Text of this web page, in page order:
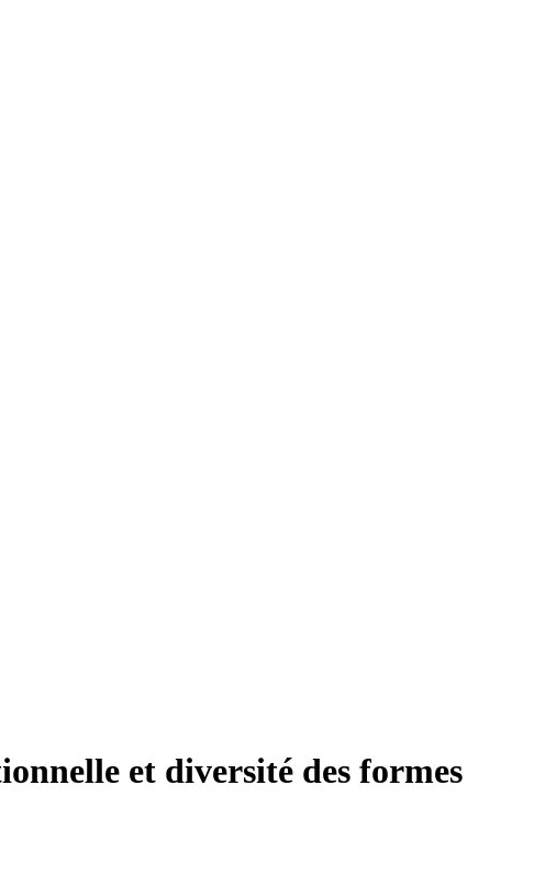
et diversité des formes